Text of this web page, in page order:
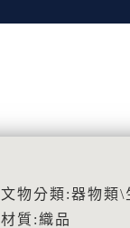
文物分類:器物類\
材質:織品